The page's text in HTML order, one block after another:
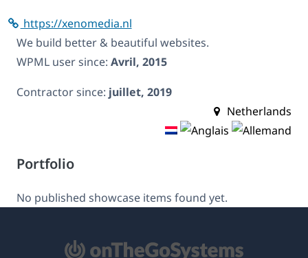
https://xenomedia.nl
We build better & beautiful websites.
WPML user since: Avril, 2015
Contractor since: juillet, 2019
Netherlands
Portfolio
No published showcase items found yet.